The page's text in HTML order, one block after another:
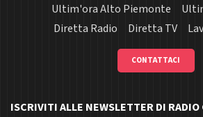
Ultim'ora Alto Piemonte
Diretta Radio
Diretta TV
CONTATTACI
ISCRIVITI ALLE NEWSLETTER DI RADIO